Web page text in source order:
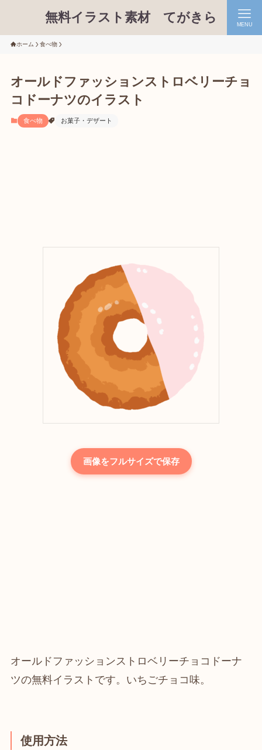
無料イラスト素材 てがきら MENU
ホーム 食べ物
オールドファッションストロベリーチョ
コドーナツのイラスト
食べ物 お菓子・デザート
画像をフルサイズで保存
オールドファッションストロベリーチョコドーナ
ツの無料イラストです。いちごチョコ味。
使用方法